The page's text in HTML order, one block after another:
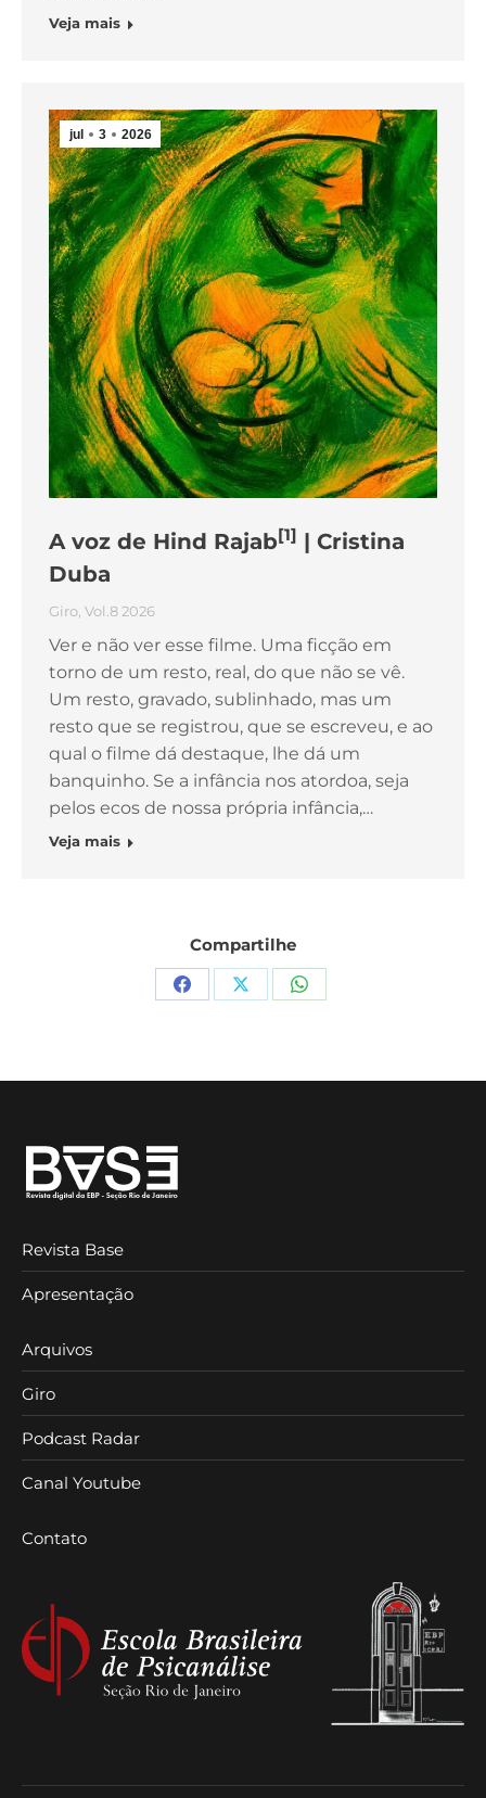
Veja mais
jul 3 2026
A voz de Hind Rajab[1] | Cristina
Duba
Giro Vol.8 2026
Ver e não ver esse filme. Uma ficção em
torno de um resto, real, do que não se vê.
Um resto, gravado, sublinhado, mas um
resto que se registrou, que se escreveu, e ao
qual o filme dá destaque, lhe dá um
banquinho. Se a infância nos atordoa, seja
pelos ecos de nossa própria infância,…
Veja mais
Compartilhe
Compartilhar
CompartilharCompartilhar
Revista Base
Apresentação
Arquivos
Giro
Podcast Radar
Canal Youtube
Contato